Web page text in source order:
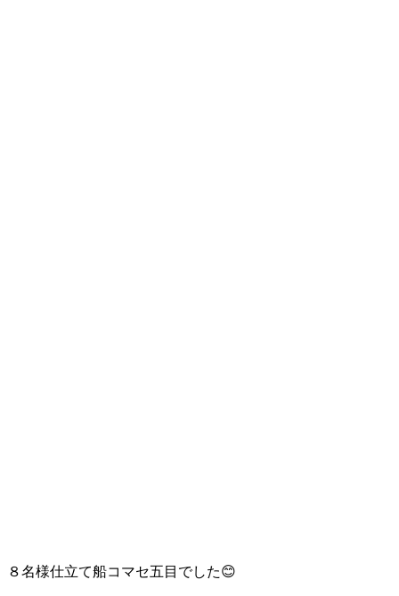
８名様仕立て船コマセ五目でした😊